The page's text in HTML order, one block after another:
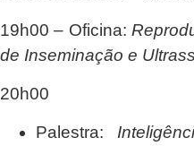
19h00 – Oficina:
de Inseminação e
20h00
Palestra: